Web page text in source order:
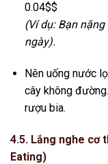
0.04$$
(Ví dụ: Bạn
ngày).
Nên uống nước
cây không
rượu bia.
4.5. Lắng nghe cơ
Eating)